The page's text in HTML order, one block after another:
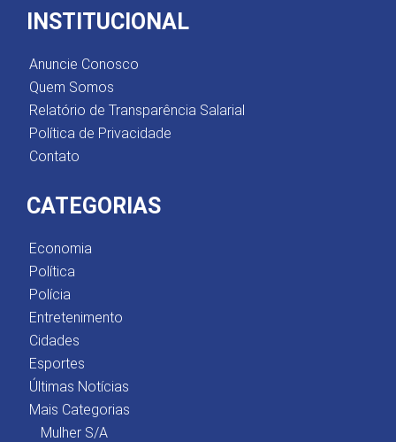
INSTITUCIONAL
Anuncie Conosco
Quem Somos
Relatório de Transparência Salarial
Política de Privacidade
Contato
CATEGORIAS
Economia
Política
Polícia
Entretenimento
Cidades
Esportes
Últimas Notícias
Mais Categorias
Mulher S/A